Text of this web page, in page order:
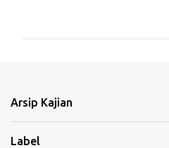
Arsip Kajian
Label